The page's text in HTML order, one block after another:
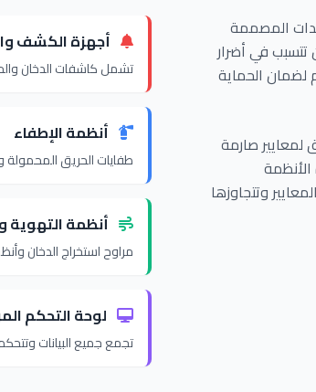
المصممة
تتسبب في أضرار
الحماية
صارمة
وتتجاوزها
أجهزة الكشف
تشمل كاشفات الدخان
أنظمة الإطفاء
طفايات الحريق المحمولة
أنظمة التهوية
مراوح استخراج الدخان
لوحة التحكم
تجمع جميع البيانات